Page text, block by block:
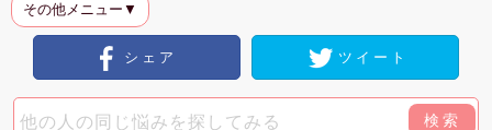
その他メニュー▼
シェア ツイート
検索